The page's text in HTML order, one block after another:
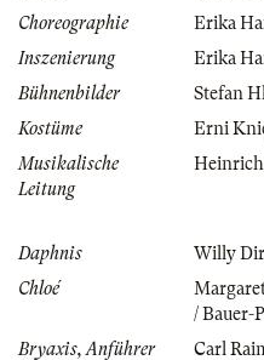
Choreographie
Erika
Inszenierung
Erika
Bühnenbilder
Stefan
Kostüme
Erni
Musikalische
Leitung
Daphnis
Willy
Chloé
/ Bauer-
Bryaxis, Anführer
Carl